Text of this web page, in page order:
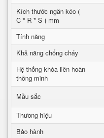
Kích thước ngăn kéo (
C * R * S ) mm
Tính năng
Khả năng chống cháy
Hệ thống khóa liên hoàn
thông minh
Mầu sắc
Thương hiệu
Bảo hành